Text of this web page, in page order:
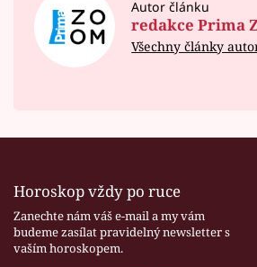
Autor článku
redakce Prima
Všechny články
Horoskop vždy po ruce
Zanechte nám váš e-mail a my vám
budeme zasílat pravidelný newsletter s
vaším horoskopem.